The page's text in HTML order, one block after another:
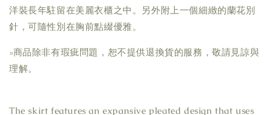
洋裝長年駐留在美麗衣櫃之中。另外附上一個細緻的蘭花別
針，可隨性別在胸前點綴優雅。
▫商品除非有瑕疵問題，恕不提供退換貨的服務，敬請見諒與
理解。
The skirt features an expansive pleated design that uses